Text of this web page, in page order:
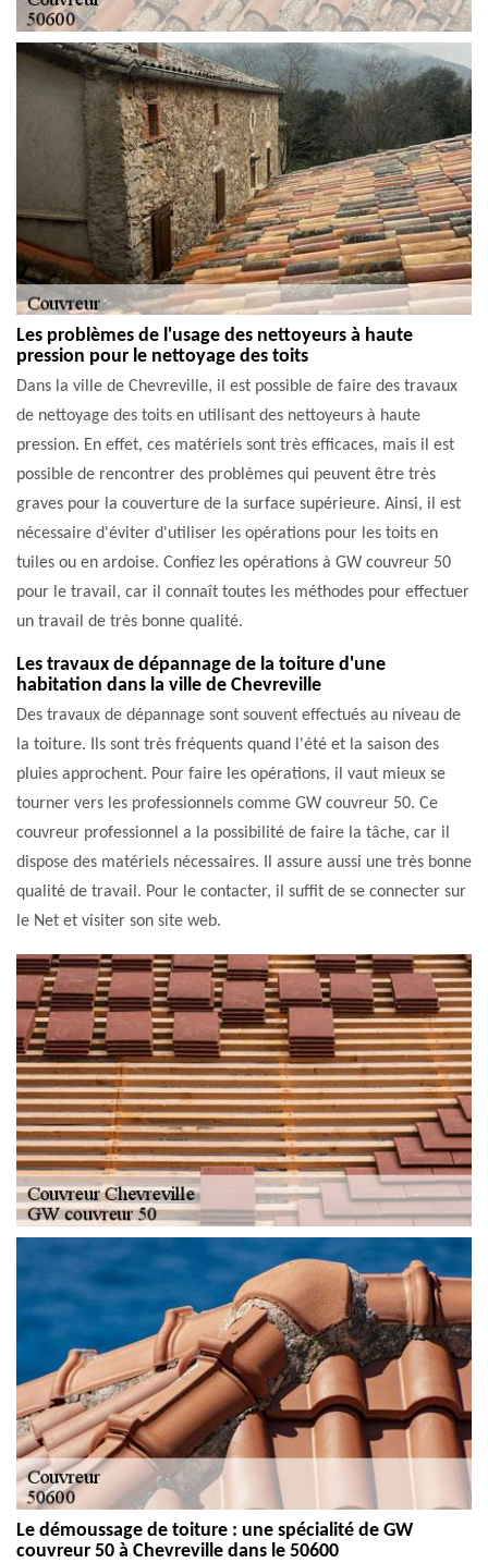
Les problèmes de l'usage des nettoyeurs à haute
pression pour le nettoyage des toits
Dans la ville de Chevreville, il est possible de faire des travaux
de nettoyage des toits en utilisant des nettoyeurs à haute
pression. En effet, ces matériels sont très efficaces, mais il est
possible de rencontrer des problèmes qui peuvent être très
graves pour la couverture de la surface supérieure. Ainsi, il est
nécessaire d'éviter d'utiliser les opérations pour les toits en
tuiles ou en ardoise. Confiez les opérations à GW couvreur 50
pour le travail, car il connaît toutes les méthodes pour effectuer
un travail de très bonne qualité.
Les travaux de dépannage de la toiture d'une
habitation dans la ville de Chevreville
Des travaux de dépannage sont souvent effectués au niveau de
la toiture. Ils sont très fréquents quand l'été et la saison des
pluies approchent. Pour faire les opérations, il vaut mieux se
tourner vers les professionnels comme GW couvreur 50. Ce
couvreur professionnel a la possibilité de faire la tâche, car il
dispose des matériels nécessaires. Il assure aussi une très bonne
qualité de travail. Pour le contacter, il suffit de se connecter sur
le Net et visiter son site web.
Le démoussage de toiture : une spécialité de GW
couvreur 50 à Chevreville dans le 50600